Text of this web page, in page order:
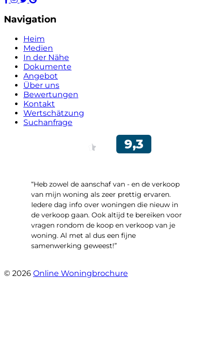
Navigation
Heim
Medien
In der Nähe
Dokumente
Angebot
Über uns
Bewertungen
Kontakt
Wertschätzung
Suchanfrage
“Heb zowel de aanschaf van - en de verkoop
van mijn woning als zeer prettig ervaren.
Iedere dag info over woningen die nieuw in
de verkoop gaan. Ook altijd te bereiken voor
vragen rondom de koop en verkoop van je
woning. Al met al dus een fijne
samenwerking geweest!”
© 2026 Online Woningbrochure